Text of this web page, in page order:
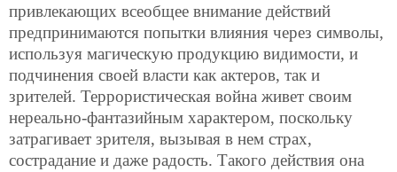
привлекающих всеобщее внимание действий
предпринимаются попытки влияния через символы,
используя магическую продукцию видимости, и
подчинения своей власти как актеров, так и
зрителей. Террористическая война живет своим
нереально-фантазийным характером, поскольку
затрагивает зрителя, вызывая в нем страх,
сострадание и даже радость. Такого действия она